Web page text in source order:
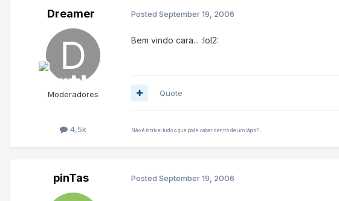
Dreamer
Moderadores
4,5k
Posted September 19, 2006
Bem vindo cara... :lol2:
Quote
Não é incrível tudo o que pode caber dentro de um lápis?...
pinTas Posted September 19, 2006